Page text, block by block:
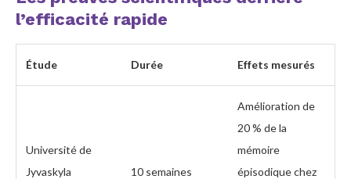
l’efficacité rapide
Étude Durée Effets mesurés
Université de
Jyvaskyla
10 semaines
Amélioration de
20 % de la
mémoire
épisodique chez